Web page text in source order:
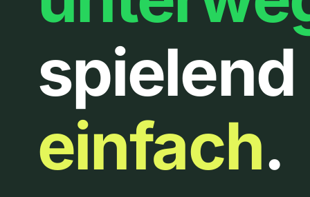
spielend
einfach.